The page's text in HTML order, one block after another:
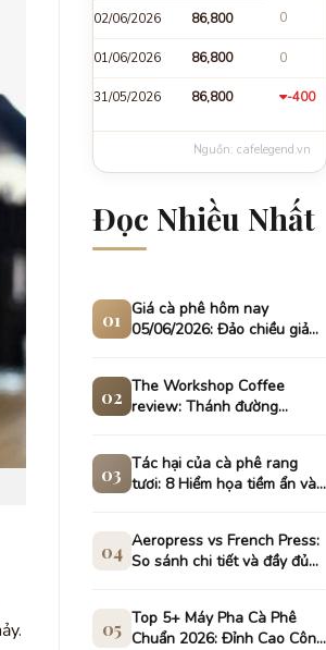
02/06/2026 86,800 0
01/06/2026 86,800 0
31/05/2026 86,800 -400
Nguồn: cafelegend.vn
Đọc Nhiều Nhất
01 Giá cà phê hôm nay
05/06/2026: Đảo chiều giảm
02 The Workshop Coffee
review: Thánh đường
03 Tác hại của cà phê rang
tươi: 8 Hiểm họa tiềm ẩn và
04 Aeropress vs French Press:
So sánh chi tiết và đầy đủ
05 Top 5+ Máy Pha Cà Phê
Chuẩn 2026: Đỉnh Cao Công